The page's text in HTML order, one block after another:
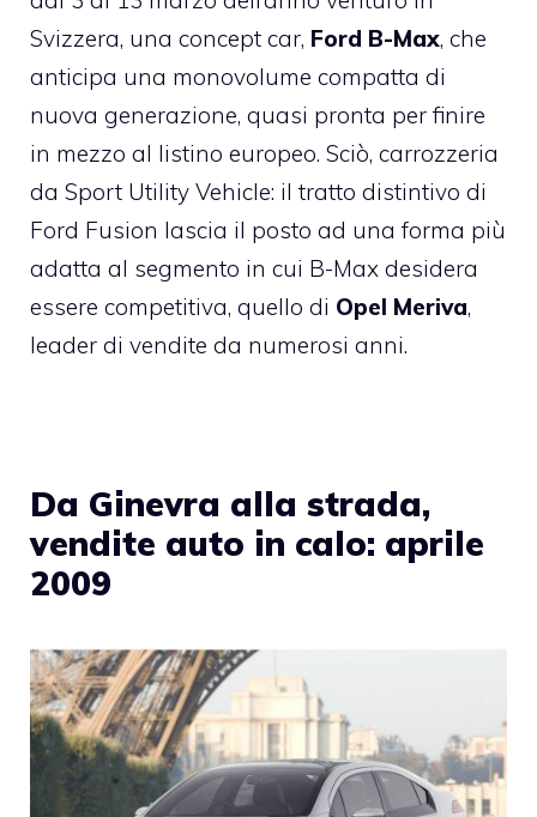
Svizzera, una concept car, Ford B-Max, che
anticipa una monovolume compatta di
nuova generazione, quasi pronta per finire
in mezzo al listino europeo. Sciò, carrozzeria
da Sport Utility Vehicle: il tratto distintivo di
Ford Fusion lascia il posto ad una forma più
adatta al segmento in cui B-Max desidera
essere competitiva, quello di Opel Meriva,
leader di vendite da numerosi anni.
Da Ginevra alla strada,
vendite auto in calo: aprile
2009